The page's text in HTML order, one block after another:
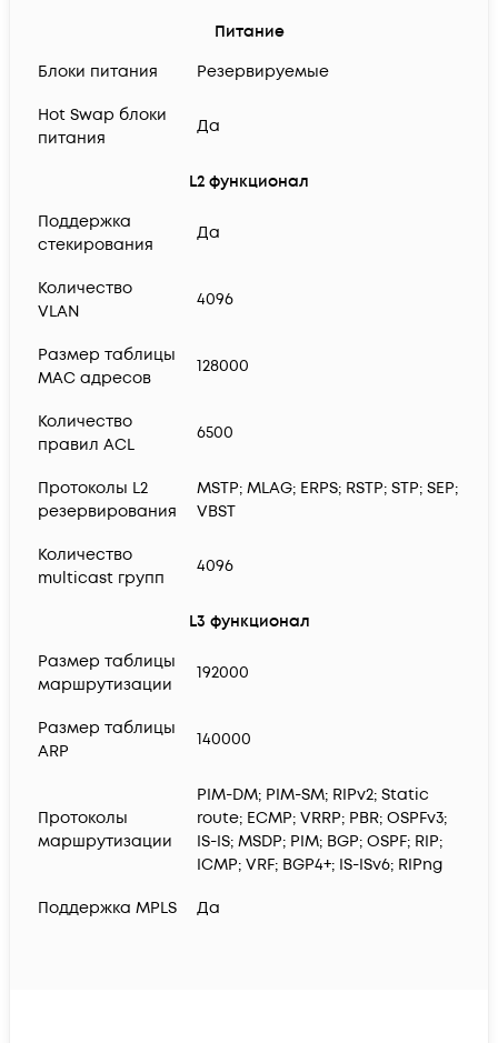
Питание
Блоки питания
Резервируемые
Hot Swap блоки
питания
Да
L2 функционал
Поддержка
стекирования
Да
Количество
VLAN
4096
Размер таблицы
MAC адресов
128000
Количество
правил ACL
6500
Протоколы L2
резервирования
MSTP; MLAG; ERPS; RSTP; STP; SEP;
VBST
Количество
multicast групп
4096
L3 функционал
Размер таблицы
маршрутизации
192000
Размер таблицы
ARP
140000
Протоколы
маршрутизации
PIM-DM; PIM-SM; RIPv2; Static
route; ECMP; VRRP; PBR; OSPFv3;
IS-IS; MSDP; PIM; BGP; OSPF; RIP;
ICMP; VRF; BGP4+; IS-ISv6; RIPng
Поддержка MPLS Да